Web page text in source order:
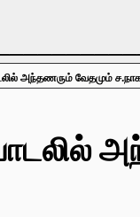
அந்தணரும் வேதமும்